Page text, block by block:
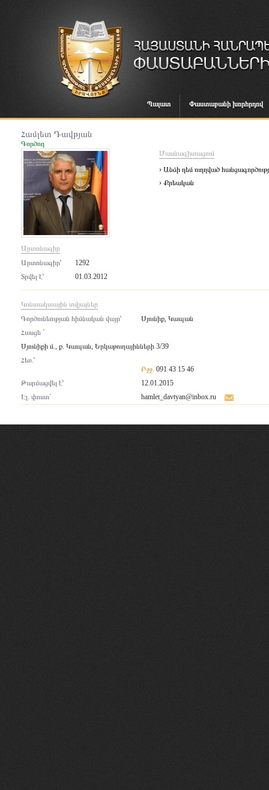
Պալատ Փաստաբանի խորհրդով
Համլետ Դավթյան
Գործող
Արտոնագիր
Արտոնագիր՝
1292
Տրվել է՝
01.03.2012
Մասնագիտացում
› Անձի դեմ ուղղված
› Քրեական
Կոնտակտային տվյալներ
Գործունեության հիմնական վայր՝
Սյունիք, Կապան
Հասցե `
Սյունիքի մ., ք. Կապան, Երկաթուղայինների 3/39
Հեռ.՝
Բջջ. 091 43 15 46
Թարմացվել է՝
12.01.2015
Էլ. փոստ`
hamlet_davtyan@inbox.ru